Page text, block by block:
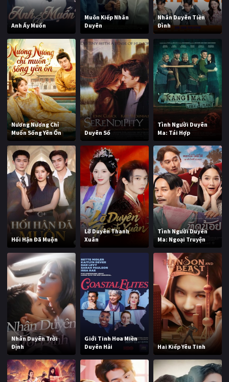
Anh Ấy Muốn
Muôn Kiếp Nhân
Duyên
Nhân Duyên Tiền
Đình
Nương Nương Chỉ
Muốn Sống Yên Ổn
Duyên Số
Tình Người Duyên
Ma: Tái Hợp
Hối Hận Đã Muộn
Lỡ Duyên Thanh
Xuân
Tình Người Duyên
Ma: Ngoại Truyện
Nhân Duyên Trời
Định
Giới Tinh Hoa Miền
Duyên Hải
Hai Kiếp Yêu Tinh